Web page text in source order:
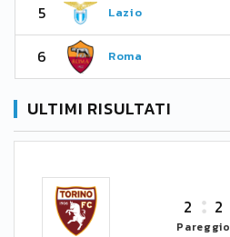
5 Lazio
6 Roma
ULTIMI RISULTATI
2 2
Pareggio